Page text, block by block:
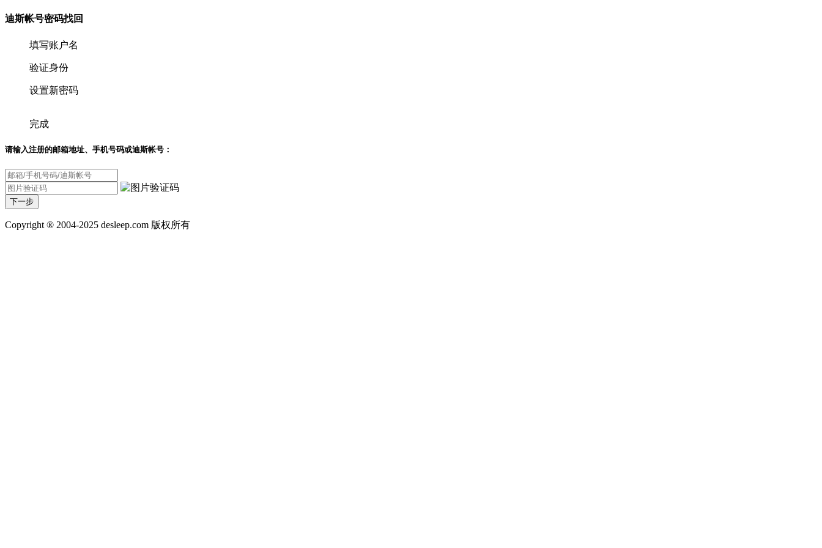
迪斯帐号密码找回
填写账户名
验证身份
设置新密码
完成
请输入注册的邮箱地址、手机号码或迪斯帐号：
Copyright ® 2004-2025 desleep.com 版权所有